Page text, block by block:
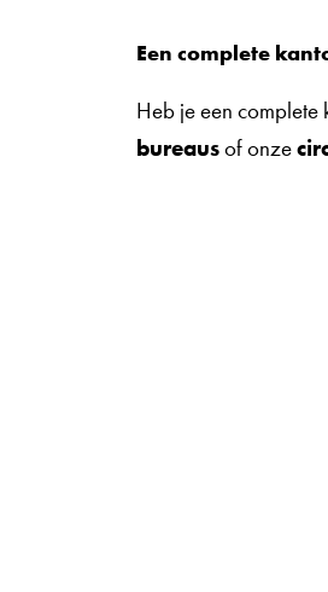
Een complete
Heb je een
bureausof onze